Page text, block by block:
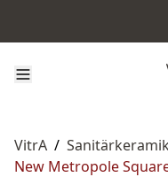
VitrA / Sanitärkeramik
New Metropole